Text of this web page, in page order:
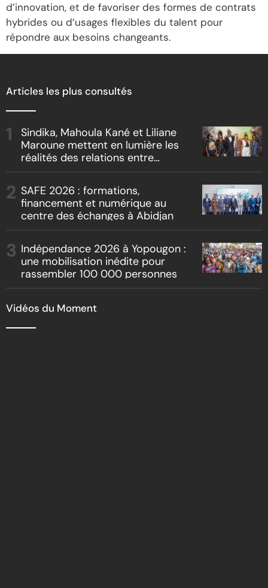
d’innovation, et de favoriser des formes de contrats
hybrides ou d’usages flexibles du talent pour
répondre aux besoins changeants.
Articles les plus consultés
Sindika, Mahoula Kané et Liliane
Maroune mettent en lumière les
réalités des relations entre
« Boss vs Boss »
SAFE 2026 : formations,
financement et numérique au
centre des échanges à Abidjan
Indépendance 2026 à Yopougon :
une mobilisation inédite pour
rassembler 100 000 personnes
Vidéos du Moment